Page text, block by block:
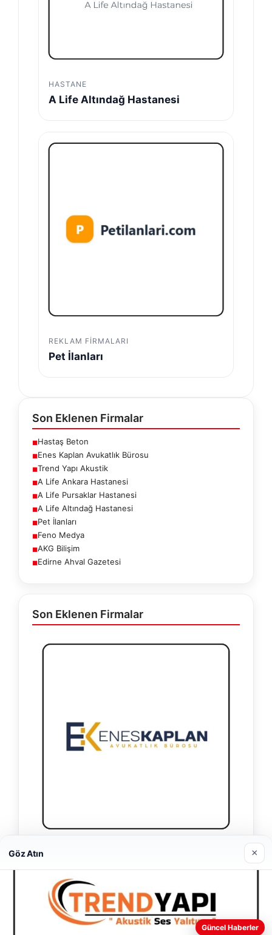
HASTANE
A Life Altındağ Hastanesi
REKLAM FIRMALARI
Pet İlanları
Son Eklenen Firmalar
■Hastaş Beton
■Enes Kaplan Avukatlık Bürosu
■Trend Yapı Akustik
■A Life Ankara Hastanesi
■A Life Pursaklar Hastanesi
■A Life Altındağ Hastanesi
■Pet İlanları
■Feno Medya
■AKG Bilişim
■Edirne Ahval Gazetesi
Son Eklenen Firmalar
Enes Kaplan Avukatlık Bürosu
28/04/2026
Web sitemizi nasıl kullandığınızı daha iyi anlayabilmek,
Göz Atın ×
Güncel Haberler